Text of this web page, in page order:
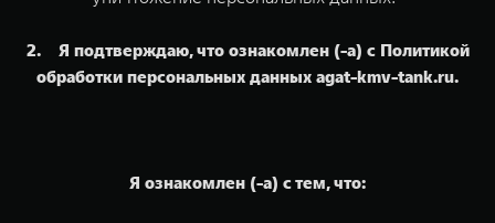
2. Я подтверждаю, что ознакомлен (-а) с Политикой
обработки персональных данных agat-kmv-tank.ru.
Я ознакомлен (-а) с тем, что: